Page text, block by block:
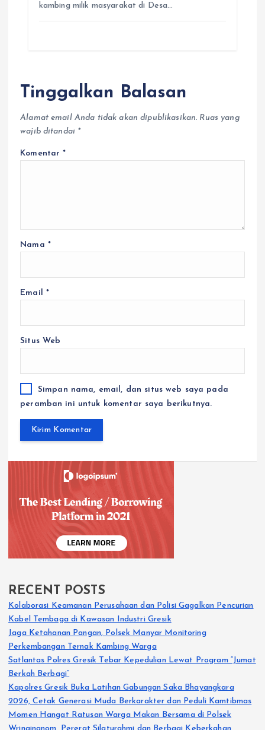
kambing milik masyarakat di Desa…
Tinggalkan Balasan
Alamat email Anda tidak akan dipublikasikan. Ruas yang
wajib ditandai *
Komentar*
Nama *
Email *
Situs Web
Simpan nama, email, dan situs web saya pada
peramban ini untuk komentar saya berikutnya.
RECENT POSTS
Kolaborasi Keamanan Perusahaan dan Polisi Gagalkan Pencurian
Kabel Tembaga di Kawasan Industri Gresik
Jaga Ketahanan Pangan, Polsek Manyar Monitoring
Perkembangan Ternak Kambing Warga
Satlantas Polres Gresik Tebar Kepedulian Lewat Program “Jumat
Berkah Berbagi”
Kapolres Gresik Buka Latihan Gabungan Saka Bhayangkara
2026, Cetak Generasi Muda Berkarakter dan Peduli Kamtibmas
Momen Hangat Ratusan Warga Makan Bersama di Polsek